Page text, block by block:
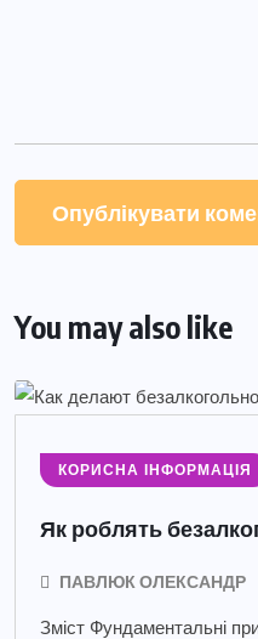
You may also like
КОРИСНА ІНФОРМАЦІЯ
Як роблять
ПАВЛЮК ОЛЕКСАНДР
Зміст Фундаментальні